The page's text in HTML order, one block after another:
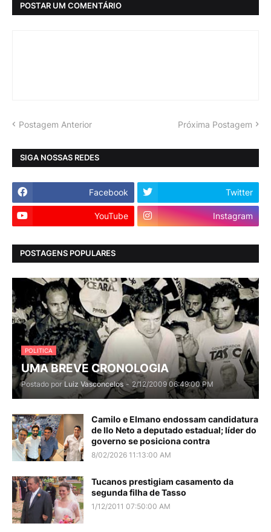
POSTAR UM COMENTÁRIO
Postagem Anterior Próxima Postagem
SIGA NOSSAS REDES
Facebook Twitter
YouTube Instagram
POSTAGENS POPULARES
POLITICA
UMA BREVE CRONOLOGIA
Postado por Luiz Vasconcelos - 2/12/2009 06:49:00 PM
Camilo e Elmano endossam candidatura
de Ilo Neto a deputado estadual; líder do
governo se posiciona contra
8/02/2026 11:13:00 AM
Tucanos prestigiam casamento da
segunda filha de Tasso
1/12/2011 07:50:00 AM